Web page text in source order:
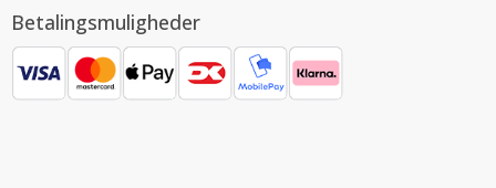
Betalingsmuligheder